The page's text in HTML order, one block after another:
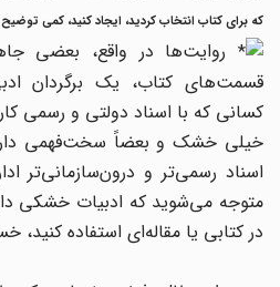
که برای کتاب انتخاب کردید، ایجاد کنید، کمی توضیح
روایت‌ها در واقع، بعضی
قسمت‌های کتاب، یک برگردان
کسانی که با اسناد دولتی و رسمی کار
خیلی خشک و بعضاً سخت‌فهمی
اسناد رسمی‌تر و درون‌سازمانی‌تر
متوجه می‌شوید که ادبیات خشکی
در کتابی یا مقاله‌ای استفاده کنید،